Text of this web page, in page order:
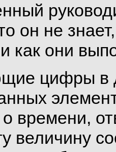
он не
как они
цифры в
о времени,
величину